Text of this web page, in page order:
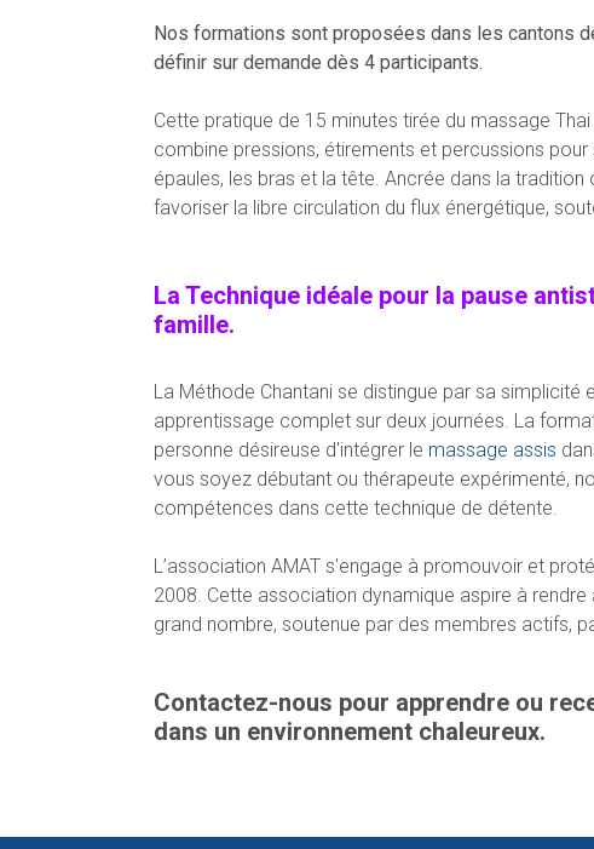
Nos formations sont proposées dans les cantons
définir sur demande dès 4 participants.
Cette pratique de 15 minutes tirée du massage
combine pressions, étirements et percussions
épaules, les bras et la tête. Ancrée dans la
favoriser la libre circulation du flux énergétique,
La Technique idéale pour la pause
famille.
La Méthode Chantani se distingue par sa
apprentissage complet sur deux journées. La
personne désireuse d'intégrer le massage assis
vous soyez débutant ou thérapeute expérimenté,
compétences dans cette technique de détente.
L’association AMAT s'engage à promouvoir et
2008. Cette association dynamique aspire à
grand nombre, soutenue par des membres actifs,
Contactez-nous pour apprendre ou
dans un environnement chaleureux.